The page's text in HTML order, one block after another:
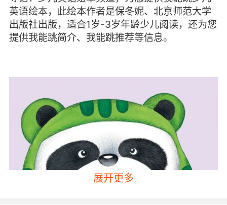
英语绘本，此绘本作者是保冬妮、北京师范大学
出版社出版，适合1岁-3岁年龄少儿阅读，还为您
提供我能跳简介、我能跳推荐等信息。
展开更多